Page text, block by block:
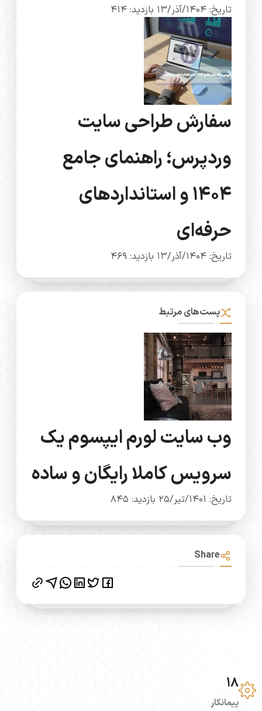
تاریخ: 1404/آذر/13 بازدید: 414
سفارش طراحی سایت
وردپرس؛ راهنمای جامع
۱۴۰۴ و استانداردهای
حرفه‌ای
تاریخ: 1404/آذر/13 بازدید: 469
پست‌های مرتبط
وب سایت لورم ایپسوم یک
سرویس کاملا رایگان و ساده
تاریخ: 1401/تیر/25 بازدید: 845
Share
18
پیمانکار